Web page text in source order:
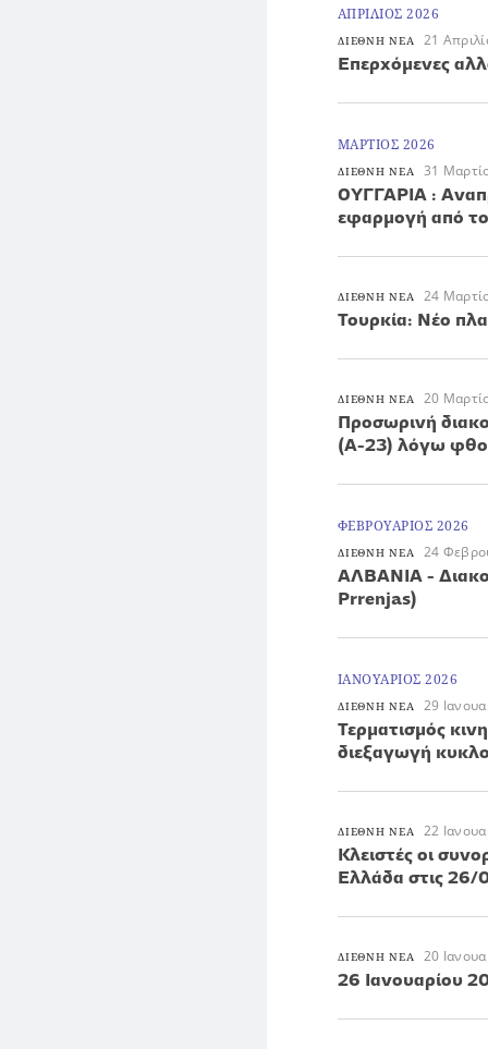
ΑΠΡΙΛΙΟΣ 2026
ΔΙΕΘΝΗ ΝΕΑ 21
Επερχόμενες
ΜΑΡΤΙΟΣ 2026
ΔΙΕΘΝΗ ΝΕΑ 31
ΟΥΓΓΑΡΙΑ :
εφαρμογή από
ΔΙΕΘΝΗ ΝΕΑ 24
Τουρκία: Νέο
ΔΙΕΘΝΗ ΝΕΑ 20
Προσωρινή
(Α-23) λόγω
ΦΕΒΡΟΥΑΡΙΟΣ 2026
ΔΙΕΘΝΗ ΝΕΑ 24
ΑΛΒΑΝΙΑ -
Prrenjas)
ΙΑΝΟΥΑΡΙΟΣ 2026
ΔΙΕΘΝΗ ΝΕΑ 29
Τερματισμός
διεξαγωγή
ΔΙΕΘΝΗ ΝΕΑ 22
Κλειστές οι
Ελλάδα στις 26/
ΔΙΕΘΝΗ ΝΕΑ 20
26 Ιανουαρίου